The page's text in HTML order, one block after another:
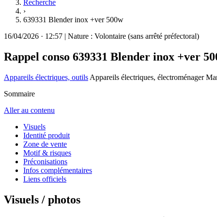
Recherche
›
639331 Blender inox +ver 500w
16/04/2026 · 12:57 | Nature : Volontaire (sans arrêté préfectoral)
Rappel conso 639331 Blender inox +ver
Appareils électriques, outils Appareils électriques, électroménager
Sommaire
Aller au contenu
Visuels
Identité produit
Zone de vente
Motif & risques
Préconisations
Infos complémentaires
Liens officiels
Visuels / photos